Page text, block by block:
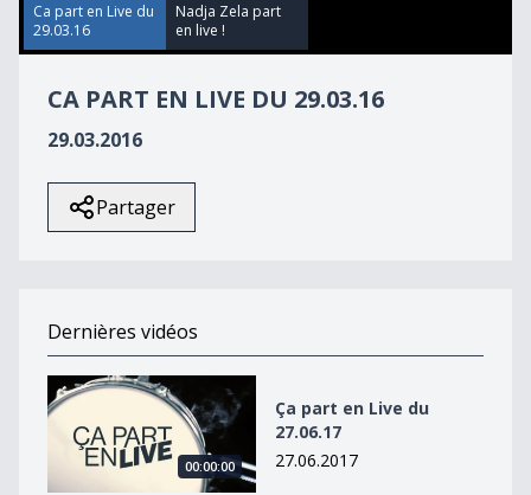
55
seconds
Ca part en Live du
29.03.16
Nadja Zela part
en live !
CA PART EN LIVE DU 29.03.16
29.03.2016
Partager
Dernières vidéos
Ça part en Live du 27.06.17
00:00:00
Ça part en Live du
27.06.17
27.06.2017